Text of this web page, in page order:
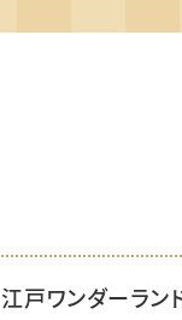
江戸ワンダーラ